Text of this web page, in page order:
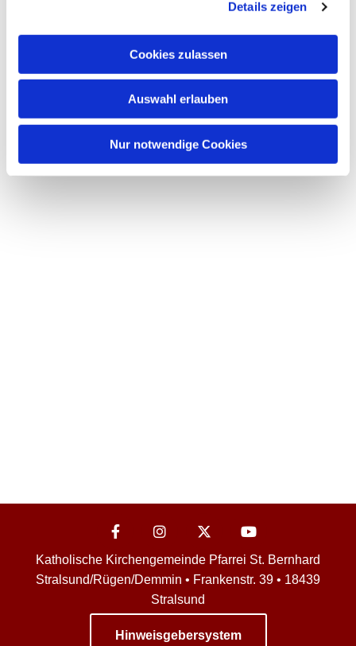
Details zeigen
Cookies zulassen
Auswahl erlauben
Nur notwendige Cookies
Dies könnte Sie auch
interessieren
Katholische Kirchengemeinde Pfarrei St. Bernhard
Stralsund/Rügen/Demmin • Frankenstr. 39 • 18439
Stralsund
Hinweisgebersystem